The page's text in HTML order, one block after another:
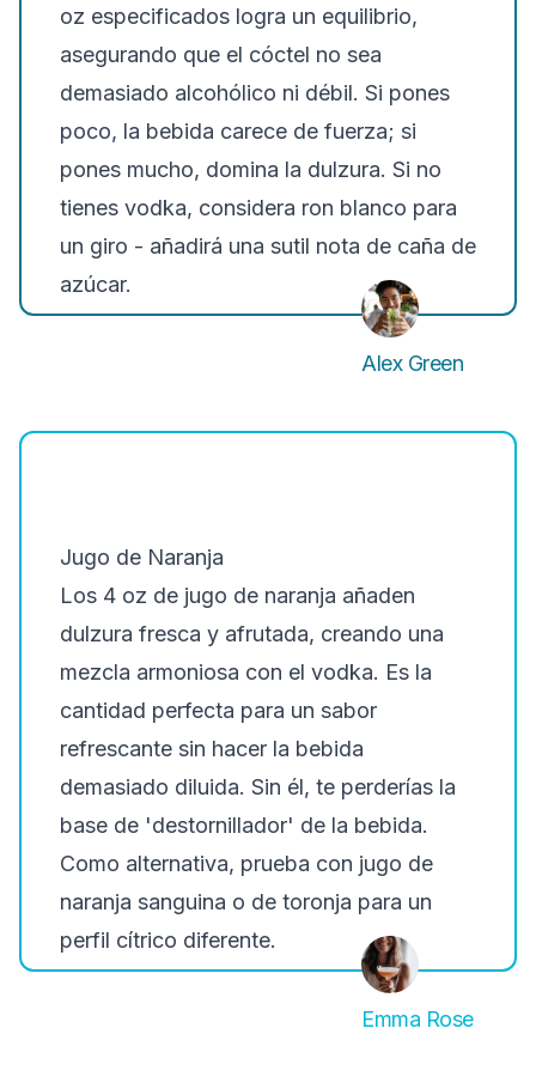
oz especificados logra un equilibrio,
asegurando que el cóctel no sea
demasiado alcohólico ni débil. Si pones
poco, la bebida carece de fuerza; si
pones mucho, domina la dulzura. Si no
tienes vodka, considera ron blanco para
un giro - añadirá una sutil nota de caña de
azúcar.
Alex Green
Jugo de Naranja
Los 4 oz de jugo de naranja añaden
dulzura fresca y afrutada, creando una
mezcla armoniosa con el vodka. Es la
cantidad perfecta para un sabor
refrescante sin hacer la bebida
demasiado diluida. Sin él, te perderías la
base de 'destornillador' de la bebida.
Como alternativa, prueba con jugo de
naranja sanguina o de toronja para un
perfil cítrico diferente.
Emma Rose